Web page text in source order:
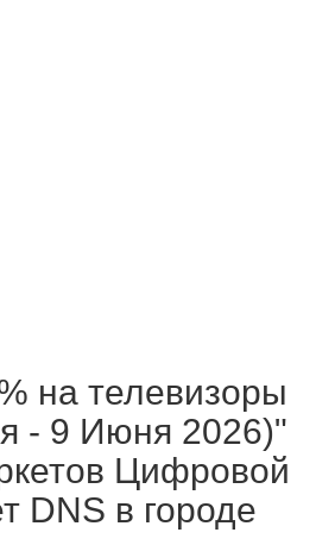
на телевизоры
- 9 Июня 2026)"
Цифровой
DNS в городе